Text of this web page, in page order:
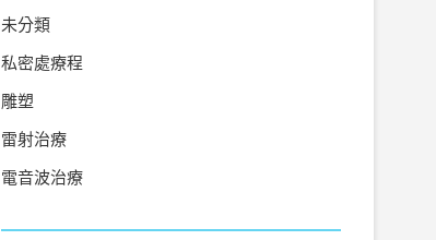
未分類
私密處療程
雕塑
雷射治療
電音波治療